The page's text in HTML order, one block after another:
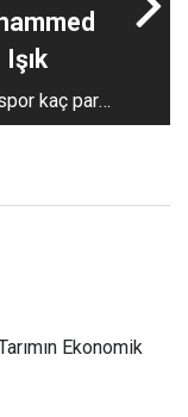
Işık
kaç para
Ekonomik